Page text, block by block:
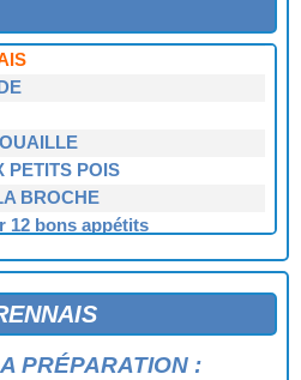
RENNES
PETITS POIS
BROCHE
12 bons appétits
de Sein)
AU JAMBON FUMÉ
(RENNES)
PRÉPARATION :